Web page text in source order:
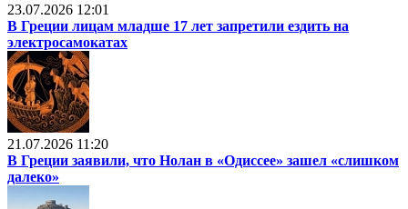
23.07.2026 12:01
В Греции лицам младше 17 лет запретили ездить на
электросамокатах
21.07.2026 11:20
В Греции заявили, что Нолан в «Одиссее» зашел «слишком
далеко»